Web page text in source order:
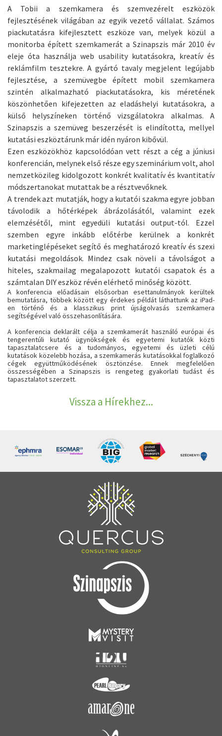
A Tobii a szemkamera és szemvezérelt eszközök
fejlesztésének világában az egyik vezető vállalat. Számos
piackutatásra kifejlesztett eszköze van, melyek közül a
monitorba épített szemkamerát a Szinapszis már 2010 év
eleje óta használja web usability kutatásokra, kreatív és
reklámfilm tesztekre. A gyártó tavaly megjelent legújabb
fejlesztése, a szemüvegbe épített mobil szemkamera
szintén alkalmazható piackutatásokra, kis méretének
köszönhetően kifejezetten az eladáshelyi kutatásokra, a
külső helyszíneken történő vizsgálatokra alkalmas. A
Szinapszis a szemüveg beszerzését is elindította, mellyel
kutatási eszköztárunk már idén nyáron kibővül.
Ezen eszközökhöz kapcsolódóan vett részt a cég a júniusi
konferencián, melynek első része egy szeminárium volt, ahol
nemzetközileg kidolgozott konkrét kvalitatív és kvantitatív
módszertanokat mutattak be a résztvevőknek.
A trendek azt mutatják, hogy a kutatói szakma egyre jobban
távolodik a hőtérképek ábrázolásától, valamint ezek
elemzésétől, mint egyedüli kutatási output-tól. Ezzel
szemben egyre inkább előtérbe kerülnek a konkrét
marketinglépéseket segítő és meghatározó kreatív és szexi
kutatási megoldások. Mindez csak növeli a távolságot a
hiteles, szakmailag megalapozott kutatói csapatok és a
számtalan DIY eszköz révén elérhető minőség között.
A konferencia előadásain elsősorban esettanulmányok kerültek
bemutatásra, többek között egy érdekes példát láthattunk az iPad-
en történő és a klasszikus print újságolvasás szemkamera
segítségével való összehasonlítására.
A konferencia deklarált célja a szemkamerát használó európai és
tengerentúli kutató ügynökségek és egyetemi kutatók közti
tapasztalatcsere és a tudományos, egyetemi és üzleti célú
kutatások közelebb hozása, a szemkamerás kutatásokkal foglalkozó
cégek együttműködésének ösztönzése. Ennek megfelelően
összességében a Szinapszis is rengeteg gyakorlati tudást és
tapasztalatot szerzett.
Vissza a Hírekhez...